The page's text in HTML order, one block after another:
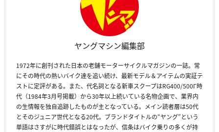
ヤングマシン編集部
1972年に創刊された日本の老舗モーターサイクルマガジンの一誌。常
にその時代の熱いバイク達を追い続け、最新モデル＆アイテムの実証テ
ストに定評がある。また、代名詞となる新車スクープはRG400/500Γ時
代（1984年3月号掲載）から30年以上続いている名物企画で、業界内
の生情報を独自追跡したものが主となっている。メイン読者層は50代
とそのジュニア世代となる20代。ブランドタイトルの“ヤング”という
単語はさすがに時代錯誤とはなったが、信条はバイク乗りの多くが持